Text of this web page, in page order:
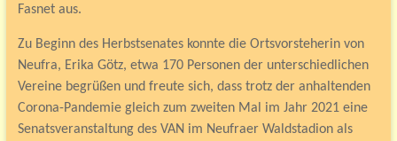
Fasnet aus.
Zu Beginn des Herbstsenates konnte die Ortsvorsteherin von
Neufra, Erika Götz, etwa 170 Personen der unterschiedlichen
Vereine begrüßen und freute sich, dass trotz der anhaltenden
Corona-Pandemie gleich zum zweiten Mal im Jahr 2021 eine
Senatsveranstaltung des VAN im Neufraer Waldstadion als